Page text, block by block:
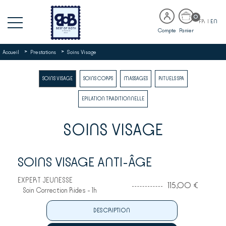
Compte
0
Panier
FR | EN
Accueil > Prestations > Soins Visage
SOINS VISAGE SOINS CORPS MASSAGES RITUELS SPA
EPILATION TRADITIONNELLE
SOINS VISAGE
SOINS VISAGE ANTI-ÂGE
EXPERT JEUNESSE
Soin Correction Rides - 1h
115,00 €
DESCRIPTION